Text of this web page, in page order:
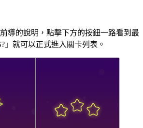
導的說明，點擊下方的按鈕一路看到最
」就可以正式進入關卡列表。